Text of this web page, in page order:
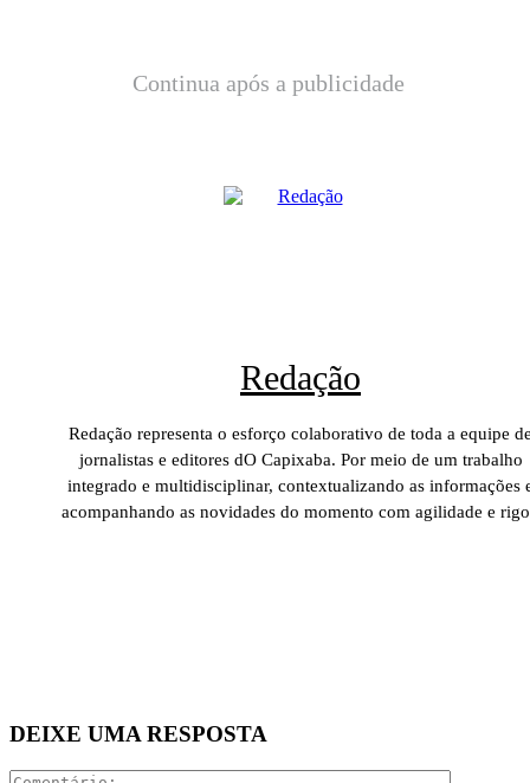
Continua após a publicidade
Redação
Redação representa o esforço colaborativo de toda a equipe
jornalistas e editores dO Capixaba. Por meio de um trabalho
integrado e multidisciplinar, contextualizando as informações
acompanhando as novidades do momento com agilidade e
DEIXE UMA RESPOSTA